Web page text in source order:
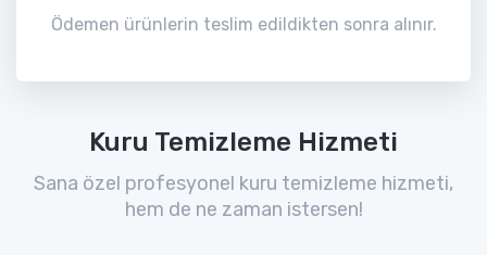
Ödemen ürünlerin teslim edildikten sonra alınır.
Kuru Temizleme Hizmeti
Sana özel profesyonel kuru temizleme hizmeti,
hem de ne zaman istersen!